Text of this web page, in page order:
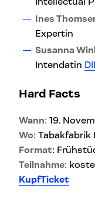
Ines
Expertin
Susanna
Intendatin
Hard Facts
Wann: 19.
Wo: Tabakfabrik
Format:
Teilnahme:
KupfTicket